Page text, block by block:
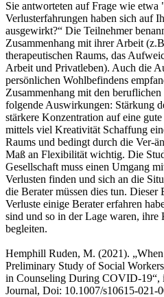
Sie antworteten auf Frage wie etwa
Verlusterfahrungen haben sich auf
ausgewirkt?“ Die Teilnehmer
Zusammenhang mit ihrer Arbeit
therapeutischen Raums, das
Arbeit und Privatleben). Auch die
persönlichen Wohlbefindens
Zusammenhang mit den
folgende Auswirkungen: Stärkung
stärkere Konzentration auf eine
mittels viel Kreativität Schaffung
Raums und bedingt durch die Ver-
Maß an Flexibilität wichtig. Die
Gesellschaft muss einen Umgang
Verlusten finden und sich an die
die Berater müssen dies tun. Dieser
Verluste einige Berater erfahren
sind und so in der Lage waren, ihre
begleiten.
Hemphill Ruden, M. (2021).
Preliminary Study of Social
in Counseling During COVID-19“,
Journal, Doi: 10.1007/s10615-021-